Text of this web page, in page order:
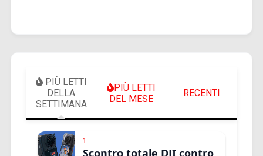
PIÙ LETTI
DELLA
SETTIMANA
PIÙ LETTI
DEL MESE
RECENTI
1
Scontro totale DJI contro